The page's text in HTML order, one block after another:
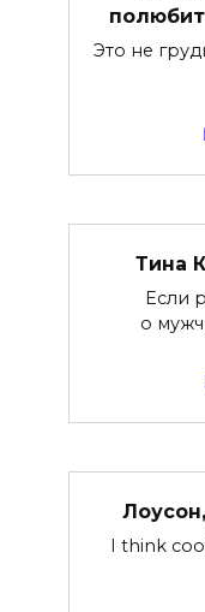
Это не
Тина
Если
о
I think